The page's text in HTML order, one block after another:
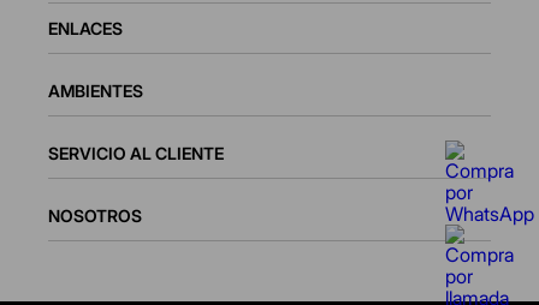
ENLACES
AMBIENTES
SERVICIO AL CLIENTE
NOSOTROS